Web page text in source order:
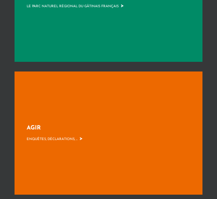
LE PARC NATUREL RÉGIONAL DU GÂTINAIS FRANÇAIS >
AGIR
ENQUÊTES, DÉCLARATIONS, ... >